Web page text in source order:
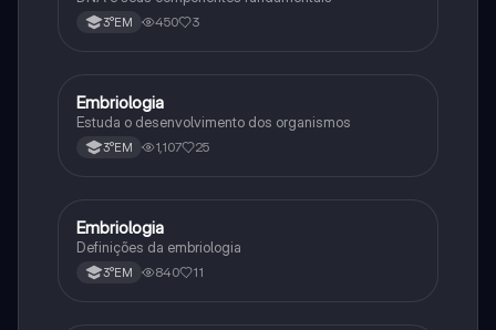
3°EM 450 3
Biologia
Embriologia
Estuda o desenvolvimento dos organismos
3°EM 1,107 25
Biologia
Embriologia
Definições da embriologia
3°EM 840 11